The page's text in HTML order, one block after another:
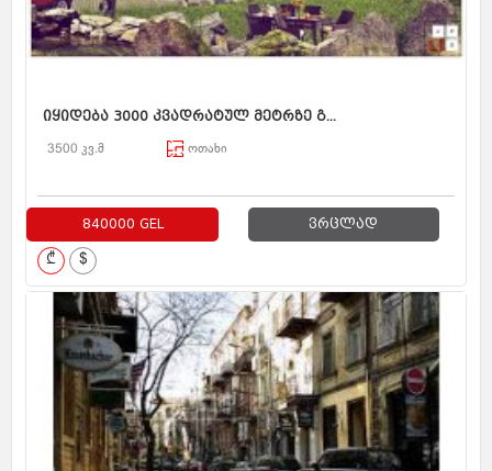
იყიდება 3000 კვადრატულ მეტრზე გ...
3500 კვ.მ ოთახი
840000 GEL ვრცლად
₾ $